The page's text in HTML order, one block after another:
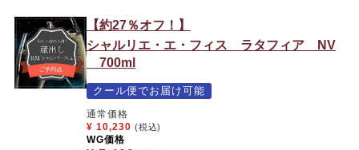
【約27％オフ！】
シャルリエ・エ・フィス ラタフィア NV
700ml
クール便でお届け可能
通常価格
¥ 10,230 (税込)
WG価格